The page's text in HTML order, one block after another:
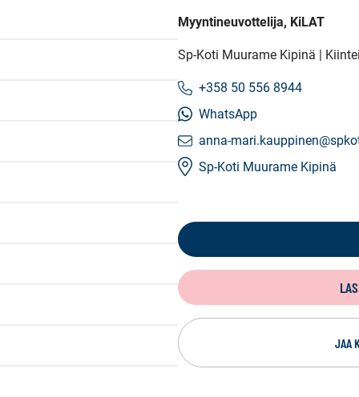
Myyntineuvottelija, KiLAT
Sp-Koti Muurame Kipinä |
+358 50 556 8944
WhatsApp
anna-
Sp-Koti Muurame Kipinä
JAA